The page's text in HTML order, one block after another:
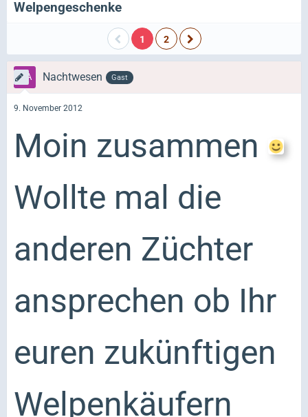
Welpengeschenke
1 2
Nachtwesen Gast
9. November 2012
Moin zusammen
Wollte mal die
anderen Züchter
ansprechen ob Ihr
euren zukünftigen
Welpenkäufern